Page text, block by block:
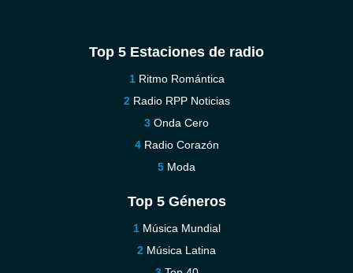
Top 5 Estaciones de radio
Ritmo Romántica
Radio RPP Noticias
Onda Cero
Radio Corazón
Moda
Top 5 Géneros
Música Mundial
Música Latina